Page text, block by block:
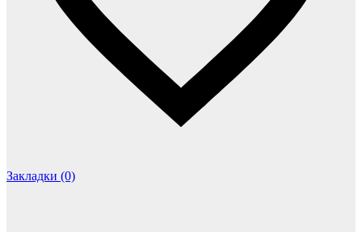
Закладки (0)